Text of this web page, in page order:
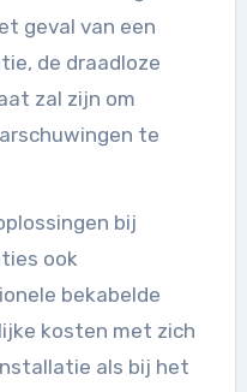
geval van een
de draadloze
zal zijn om
te
bij
ook
bekabelde
kosten met zich
als bij het